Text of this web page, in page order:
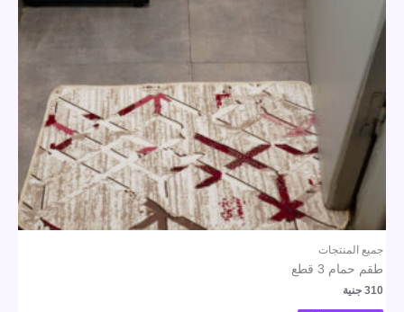
جميع المنتجات
طقم حمام 3 قطع
310 جنية